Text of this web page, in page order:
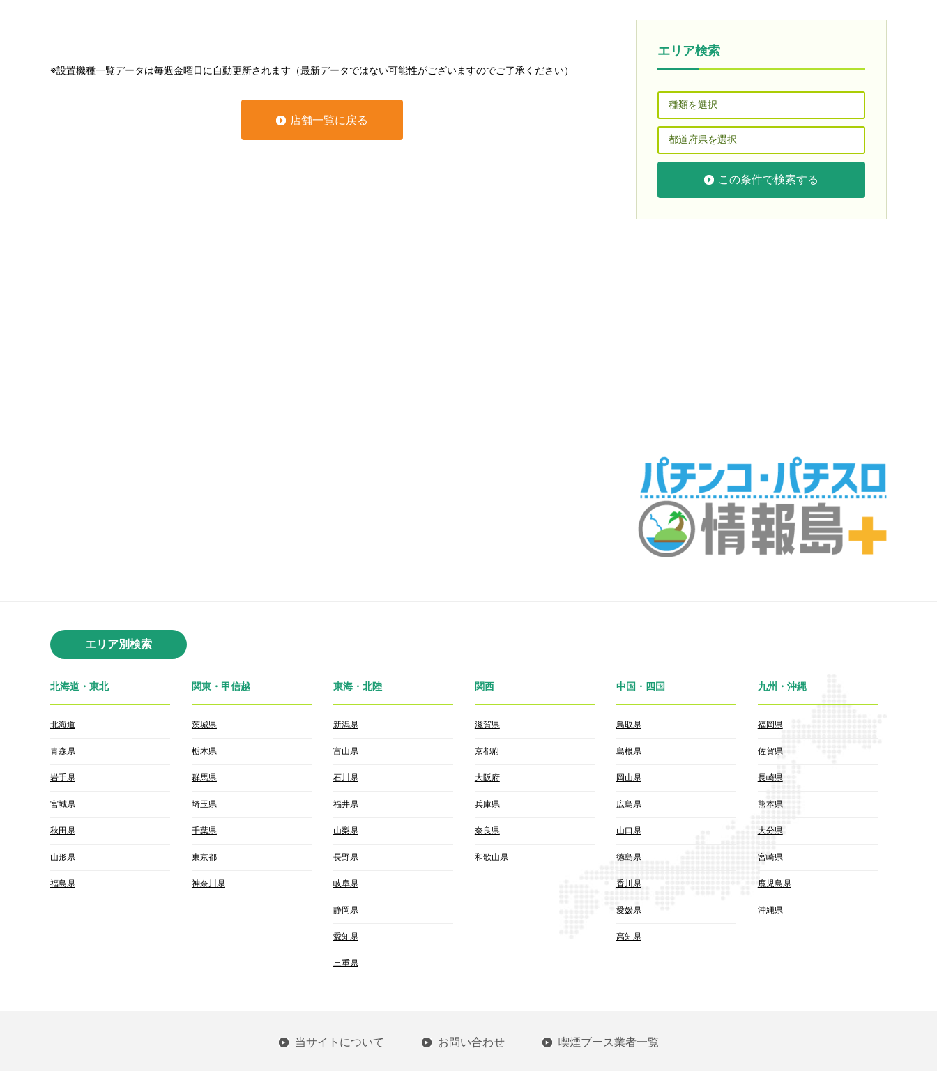
※設置機種一覧データは毎週金曜日に自動更新されます（最新データではない可能性がございますのでご了承ください）
店舗一覧に戻る
エリア検索
この条件で検索する
エリア別検索
北海道・東北
北海道
青森県
岩手県
宮城県
秋田県
山形県
福島県
関東・甲信越
茨城県
栃木県
群馬県
埼玉県
千葉県
東京都
神奈川県
東海・北陸
新潟県
富山県
石川県
福井県
山梨県
長野県
岐阜県
静岡県
愛知県
三重県
関西
滋賀県
京都府
大阪府
兵庫県
奈良県
和歌山県
中国・四国
鳥取県
島根県
岡山県
広島県
山口県
徳島県
香川県
愛媛県
高知県
九州・沖縄
福岡県
佐賀県
長崎県
熊本県
大分県
宮崎県
鹿児島県
沖縄県
当サイトについて お問い合わせ 喫煙ブース業者一覧